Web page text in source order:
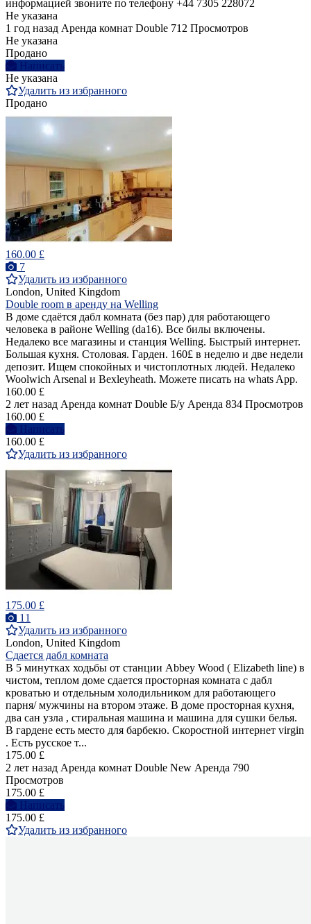
информацией звоните по телефону +44 7305 228072
Не указана
1 год назад Аренда комнат Double 712 Просмотров
Не указана
Продано
Написать
Не указана
Удалить из избранного
Продано
160.00 £
7
Удалить из избранного
London, United Kingdom
Double room в аренду на Welling
В доме сдаётся дабл комната (без пар) для работающего
человека в районе Welling (da16). Все билы включены.
Недалеко все магазины и станция Welling. Быстрый интернет.
Большая кухня. Столовая. Гарден. 160£ в неделю и две недели
депозит. Ищем спокойных и чистоплотных людей. Недалеко
Woolwich Arsenal и Bexleyheath. Можете писать на whats App.
160.00 £
2 лет назад Аренда комнат Double Б/у Аренда 834 Просмотров
160.00 £
Написать
160.00 £
Удалить из избранного
175.00 £
11
Удалить из избранного
London, United Kingdom
Сдается дабл комната
В 5 минутках ходьбы от станции Abbey Wood ( Elizabeth line) в
чистом, теплом доме сдается просторная комната с дабл
кроватью и отдельным холодильником для работающего
парня/ мужчины на втором этаже. В доме просторная кухня,
два сан узла , стиральная машина и машина для сушки белья.
В гардене есть место для барбекю. Скоростной интернет virgin
. Есть русское т...
175.00 £
2 лет назад Аренда комнат Double New Аренда 790
Просмотров
175.00 £
Написать
175.00 £
Удалить из избранного